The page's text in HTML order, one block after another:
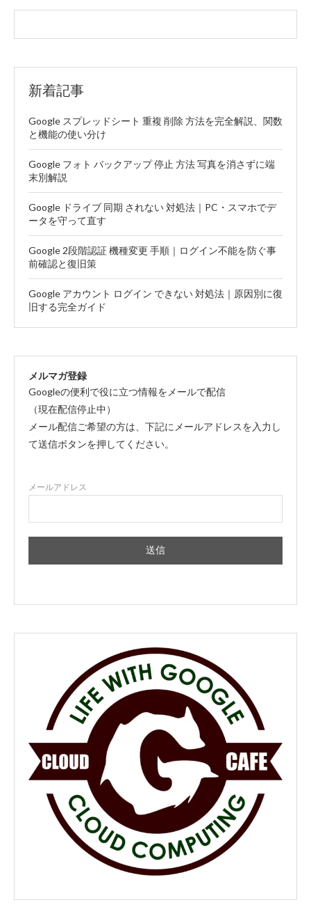
新着記事
Google スプレッドシート 重複 削除 方法を完全解説、関数
と機能の使い分け
Google フォト バックアップ 停止 方法 写真を消さずに端
末別解説
Google ドライブ 同期 されない 対処法｜PC・スマホでデ
ータを守って直す
Google 2段階認証 機種変更 手順｜ログイン不能を防ぐ事
前確認と復旧策
Google アカウント ログイン できない 対処法｜原因別に復
旧する完全ガイド
メルマガ登録
Googleの便利で役に立つ情報をメールで配信
（現在配信停止中）
メール配信ご希望の方は、下記にメールアドレスを入力し
て送信ボタンを押してください。
メールアドレス